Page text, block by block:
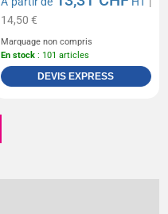
14,50 €
Marquage non compris
En stock : 101 articles
DEVIS EXPRESS